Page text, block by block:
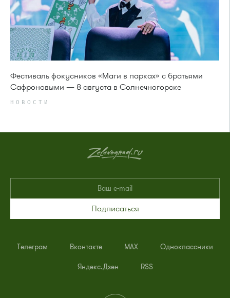
Фестиваль фокусников «Маги в парках» с братьями
Сафроновыми — 8 августа в Солнечногорске
НОВОСТИ
Подписаться
Телеграм Вконтакте MAX Одноклассники
Яндекс.Дзен RSS